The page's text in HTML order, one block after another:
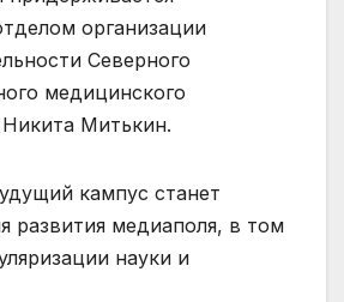
организации
Северного
медицинского
Митькин.
кампус станет
развития медиаполя, в том
науки и